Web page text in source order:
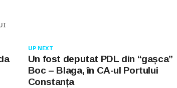
UP NEXT
Un fost deputat PDL din “gașca”
Boc – Blaga, în CA-ul Portului
Constanța